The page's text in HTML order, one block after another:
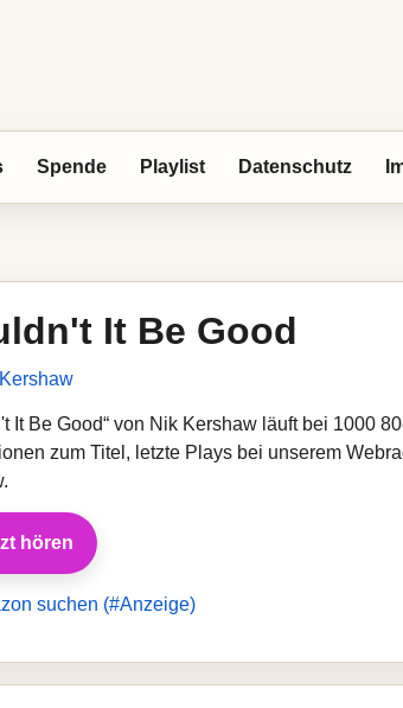
Spende Playlist Datenschutz
It Be Good
It Be Good“ von Nik Kershaw läuft bei 1000
zum Titel, letzte Plays bei unserem
hören
suchen (#Anzeige)